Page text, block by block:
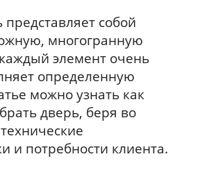
собой
многогранную
элемент очень
определенную
можно узнать как
дверь, беря во
и потребности клиента.